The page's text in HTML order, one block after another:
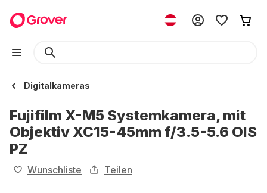
Digitalkameras
Fujifilm X-M5 Systemkamera, mit
Objektiv XC15-45mm f/3.5-5.6 OIS
PZ
Wunschliste Teilen